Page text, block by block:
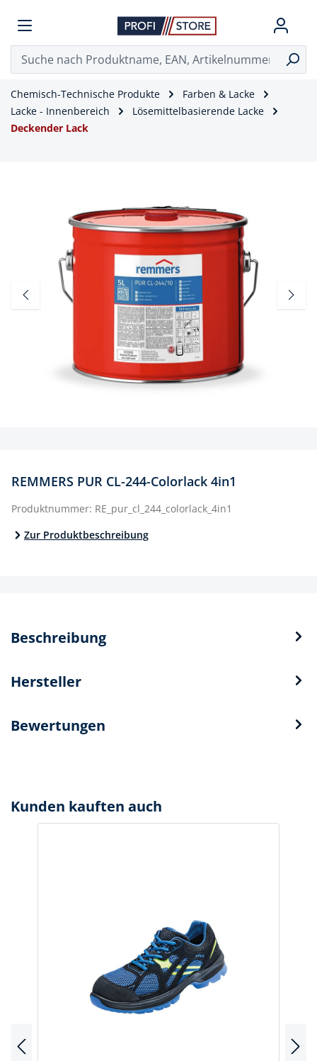
Chemisch-Technische Produkte
Farben & Lacke
Lacke - Innenbereich
Lösemittelbasierende Lacke
Deckender Lack
REMMERS PUR CL-244-Colorlack 4in1
Produktnummer: RE_pur_cl_244_colorlack_4in1
Zur Produktbeschreibung
Beschreibung
Hersteller
Bewertungen
Kunden kauften auch